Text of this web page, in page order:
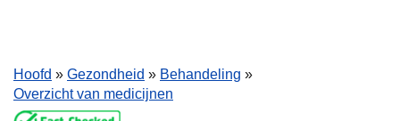
Hoofd » Gezondheid » Behandeling »
Overzicht van medicijnen